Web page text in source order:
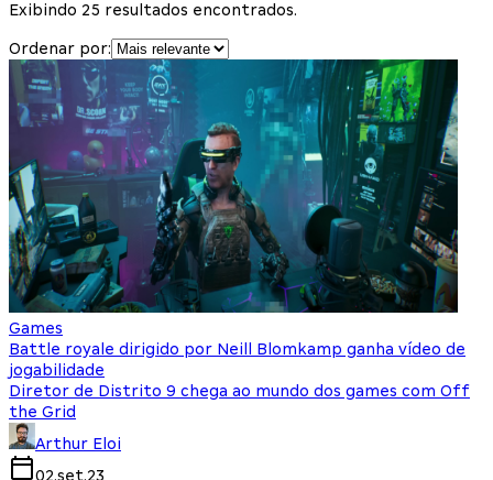
Exibindo 25 resultados encontrados.
Ordenar por:
Games
Battle royale dirigido por Neill Blomkamp ganha vídeo de
jogabilidade
Diretor de Distrito 9 chega ao mundo dos games com Off
the Grid
Arthur Eloi
02.set.23